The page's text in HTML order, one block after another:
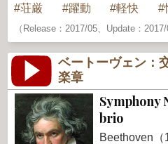
荘厳 躍動 軽快
（Release：2017/05、Update：2017/
ベートーヴェン：
楽章
Symphony
brio
Beethoven（